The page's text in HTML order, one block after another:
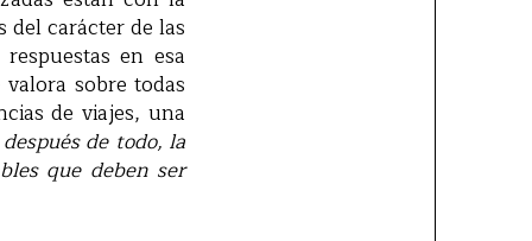
del carácter de las
en esa
sobre todas
de viajes, una
de todo, la
que deben ser